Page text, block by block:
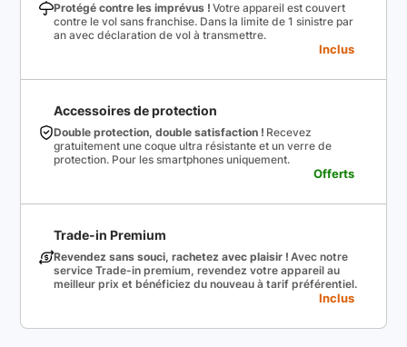
Protégé contre les imprévus ! Votre appareil est couvert
contre le vol sans franchise. Dans la limite de 1 sinistre par
an avec déclaration de vol à transmettre.
Inclus
Accessoires de protection
Double protection, double satisfaction ! Recevez
gratuitement une coque ultra résistante et un verre de
protection. Pour les smartphones uniquement.
Offerts
Trade-in Premium
Revendez sans souci, rachetez avec plaisir ! Avec notre
service Trade-in premium, revendez votre appareil au
meilleur prix et bénéficiez du nouveau à tarif préférentiel.
Inclus